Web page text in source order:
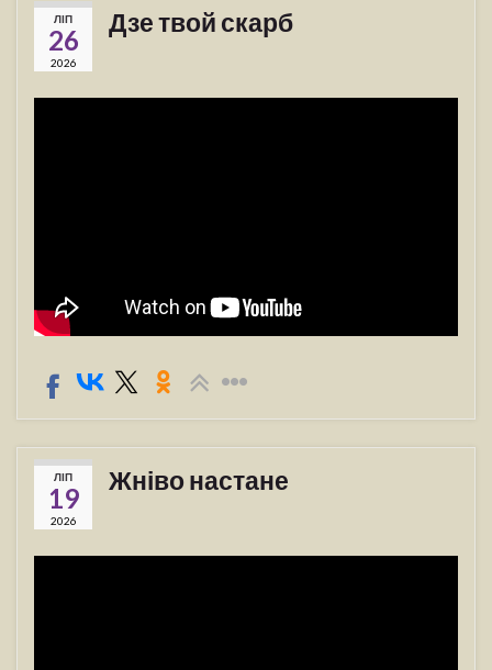
ЛІП
26
2026
Дзе твой скарб
ЛІП
19
2026
Жніво настане